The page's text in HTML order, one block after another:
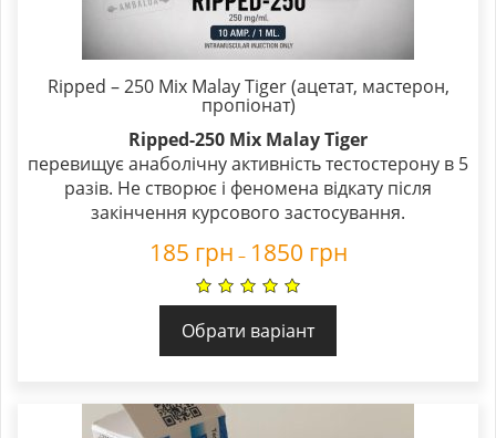
Ripped – 250 Mix Malay Tiger (ацетат, мастерон,
пропіонат)
Ripped-250 Mix Malay Tiger
перевищує анаболічну активність тестостерону в 5
разів. Не створює і феномена відкату після
закінчення курсового застосування.
185 грн – 1850 грн
Обрати варіант